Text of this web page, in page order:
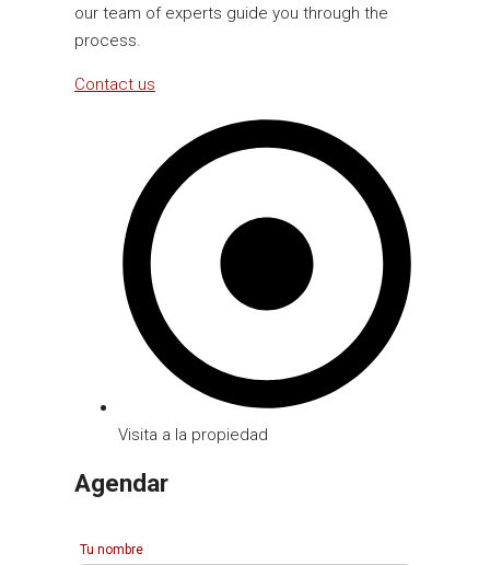
our team of experts guide you through the
process.
Contact us
Visita a la propiedad
Agendar
Tu nombre